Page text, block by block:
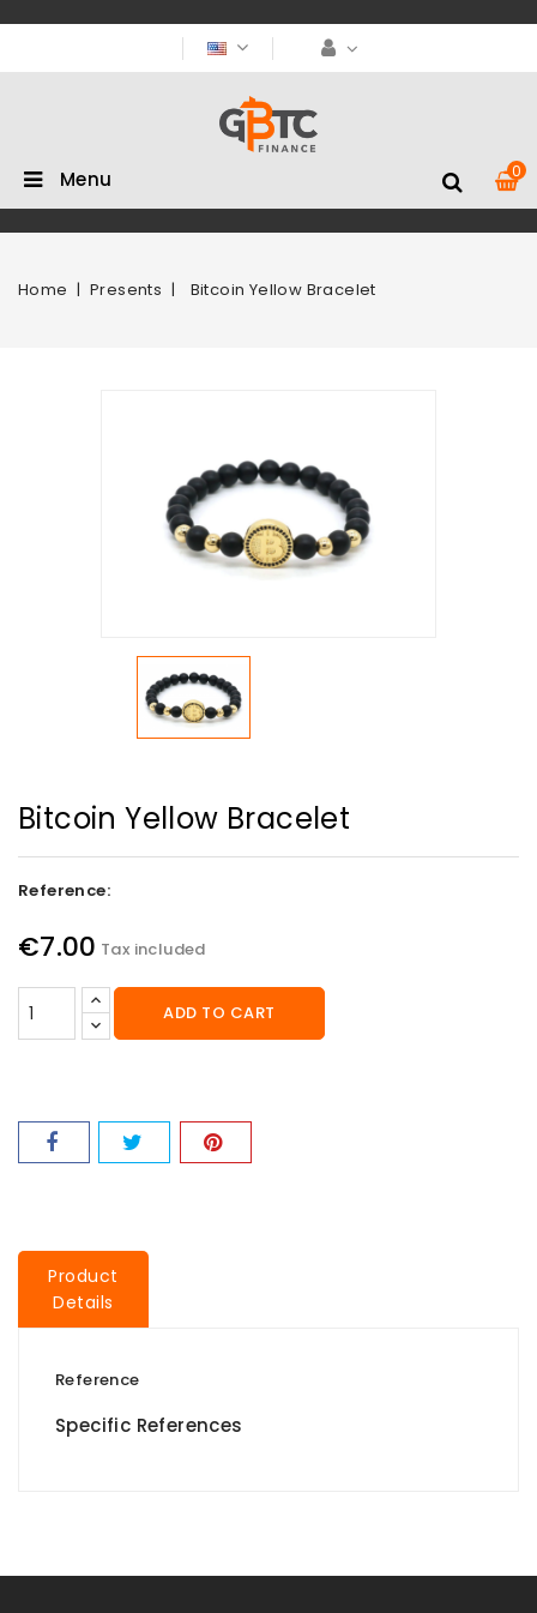
0
Menu
Home Presents Bitcoin Yellow Bracelet
Bitcoin Yellow Bracelet
Reference:
€7.00 Tax included
ADD TO CART
Product
Details
Reference
Specific References